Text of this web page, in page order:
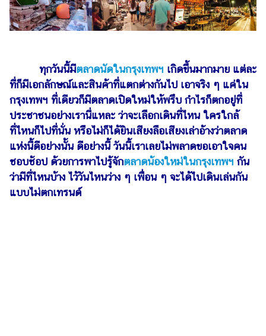
สุขภาพ
ท่อง
อาหาร
ง่ายๆ
ช้อป
ปิ้ง
รถยนต์
บ้าน
และ
ทุกวันนี้มีตลาดนัดในกรุงเทพฯ เกิดขึ้นมากมาย แต่ละ
ที่ก็มีเอกลักษณ์และสินค้าที่แตกต่างกันไป เอาจริง ๆ แค่ใน
กรุงเทพฯ ที่เดียวก็มีตลาดเปิดใหม่ให้พรึบ กำไรก็ตกอยู่ที่
ประชาชนอย่างเรานี่แหละ ว่าจะเลือกเดินที่ไหน ใครใกล้
ที่ไหนก็ไปที่นั่น หรือไม่ก็ได้ยินเสียงลือเสียงเล่าอ้างว่าตลาด
แห่งนี้ดีอย่างนั้น ดีอย่างนี้ วันนี้เราเลยไม่พลาดขอเอาใจคน
ชอบช้อป ด้วยการพาไปรู้จักตลาดน้องใหม่ในกรุงเทพฯ กัน
ว่ามีที่ไหนบ้าง ไว้วันไหนว่าง ๆ เพื่อน ๆ จะได้ไปเดินเล่นกัน
แบบไม่ตกเทรนด์